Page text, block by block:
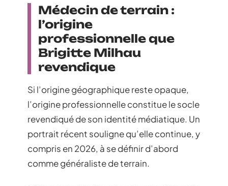
Médecin de terrain :
l’origine
professionnelle que
Brigitte Milhau
revendique
Si l’origine géographique reste opaque,
l’origine professionnelle constitue le socle
revendiqué de son identité médiatique. Un
portrait récent souligne qu’elle continue, y
compris en 2026, à se définir d’abord
comme généraliste de terrain.